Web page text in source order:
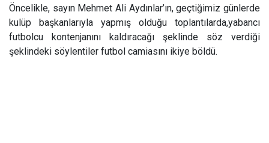
Öncelikle, sayın Mehmet Ali Aydınlar’ın, geçtiğimiz günlerde
kulüp başkanlarıyla yapmış olduğu toplantılarda,yabancı
futbolcu kontenjanını kaldıracağı şeklinde söz verdiği
şeklindeki söylentiler futbol camiasını ikiye böldü.